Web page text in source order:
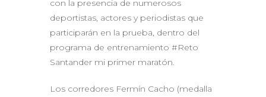
con la presencia de numerosos
deportistas, actores y periodistas que
participarán en la prueba, dentro del
programa de entrenamiento #Reto
Santander mi primer maratón.
Los corredores Fermín Cacho (medalla